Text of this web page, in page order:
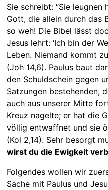
Sie schreibt: “Sie leugnen
Gott, die allein durch das
so weh! Die Bibel lässt
Jesus lehrt: ‘Ich bin der
Leben. Niemand kommt
(Joh 14,6). Paulus baut
den Schuldschein gegen
Satzungen bestehenden,
auch aus unserer Mitte
Kreuz nagelte; er hat die
völlig entwaffnet und sie
(Kol 2,14). Sehr besorgt
wirst du die Ewigkeit
Folgendes wollen wir
Sache mit Paulus und